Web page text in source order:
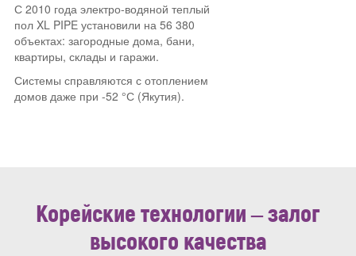
С 2010 года электро-водяной теплый
пол XL PIPE установили на 56 380
объектах: загородные дома, бани,
квартиры, склады и гаражи.
Системы справляются с отоплением
домов даже при -52 °С (Якутия).
Корейские технологии – залог
высокого качества